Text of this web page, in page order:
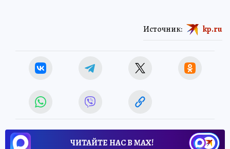
Источник: kp.ru
ЧИТАЙТЕ НАС В МАХ!